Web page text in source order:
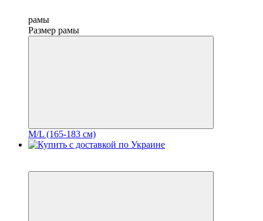
рамы
Размер рамы
M/L (165-183 см)